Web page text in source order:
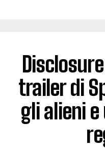
trailer di
gli alieni e